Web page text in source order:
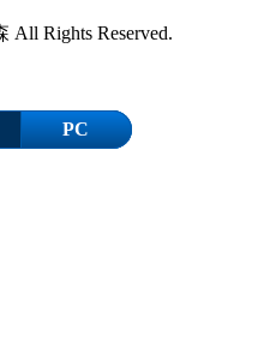
Rights Reserved.
PC